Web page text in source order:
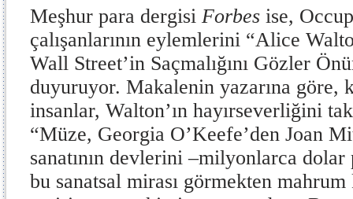
Meşhur para dergisi Forbes ise,
çalışanlarının eylemlerini “Alice
Wall Street’in Saçmalığını Gözler
duyuruyor. Makalenin yazarına göre,
insanlar, Walton’ın hayırseverliğini
“Müze, Georgia O’Keefe’den Joan
sanatının devlerini –milyonlarca dolar
bu sanatsal mirası görmekten